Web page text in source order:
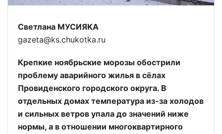
Светлана МУСИЯКА
gazeta@ks.chukotka.ru
Крепкие ноябрьские морозы обострили
проблему аварийного жилья в сёлах
Провиденского городского округа. В
отдельных домах температура из-за холодов
и сильных ветров упала до значений ниже
нормы, а в отношении многоквартирного